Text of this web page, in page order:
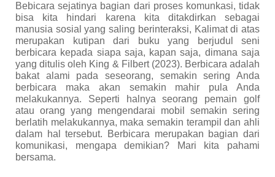
Bebicara sejatinya bagian dari proses komunkasi, tidak
bisa kita hindari karena kita ditakdirkan sebagai
manusia sosial yang saling berinteraksi, Kalimat di atas
merupakan kutipan dari buku yang berjudul seni
berbicara kepada siapa saja, kapan saja, dimana saja
yang ditulis oleh King & Filbert (2023). Berbicara adalah
bakat alami pada seseorang, semakin sering Anda
berbicara maka akan semakin mahir pula Anda
melakukannya. Seperti halnya seorang pemain golf
atau orang yang mengendarai mobil semakin sering
berlatih melakukannya, maka semakin terampil dan ahli
dalam hal tersebut. Berbicara merupakan bagian dari
komunikasi, mengapa demikian? Mari kita pahami
bersama.